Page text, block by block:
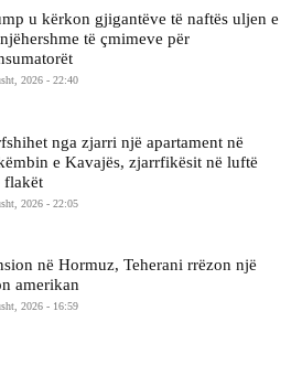
u kërkon gjigantëve të naftës uljen e
të çmimeve për
2026 - 22:40
nga zjarri një apartament në
e Kavajës, zjarrfikësit në luftë
flakët
2026 - 22:05
në Hormuz, Teherani rrëzon një
amerikan
2026 - 16:59